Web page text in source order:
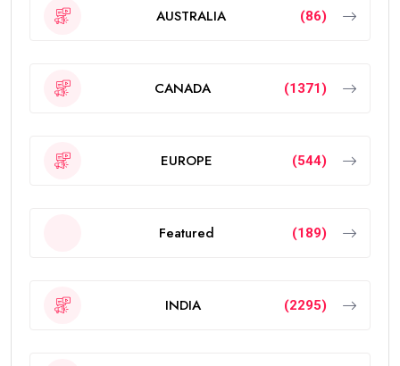
AUSTRALIA (86)
CANADA (1371)
EUROPE (544)
Featured (189)
INDIA (2295)